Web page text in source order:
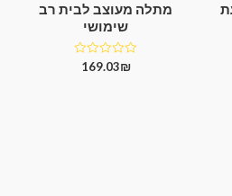
מתלה מעוצב לבית רב
שימושי
דורג169.03₪